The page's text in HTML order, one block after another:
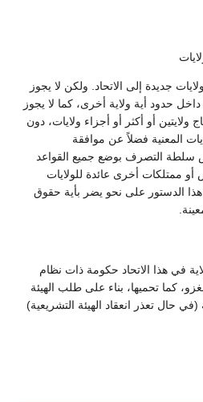
جديدة إلى الاتحاد. ولكن لا يجوز
داخل حدود أية ولاية أخرى، كما لا يجوز
ولايتين أو أكثر أو أجزاء ولايات، دون
المعنية فضلاً عن موافقة
سلطة التصرف بوضع جميع القواعد
أو ممتلكات أخرى عائدة للولايات
الدستور على نحو يضر بأية حقوق
في هذا الاتحاد حكومة ذات نظام
كما تحميها، بناء على طلب الهيئة
(في حال تعذر انعقاد الهيئة التشريعية)